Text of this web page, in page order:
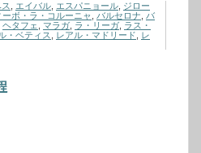
エイバル エスパニョール ジロー
ボ・ラ・コルーニャ バルセロナ
バ
ヘタフェ マラガ ラ・リーガ ラス・
・ベティス レアル・マドリード
レ